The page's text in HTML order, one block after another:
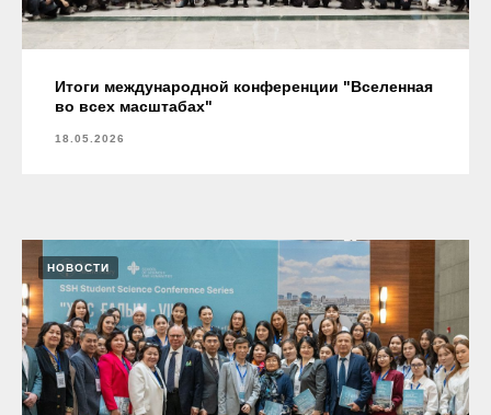
Итоги международной конференции "Вселенная
во всех масштабах"
18.05.2026
НОВОСТИ